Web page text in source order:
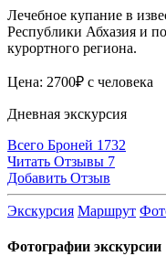
Лечебное купание в
Республики Абхазия и
курортного региона.
Цена: 2700₽ с человека
Дневная экскурсия
Всего Броней 1732
Читать Отзывы 7
Добавить Отзыв
Экскурсия Маршрут
Фотографии экскурсии